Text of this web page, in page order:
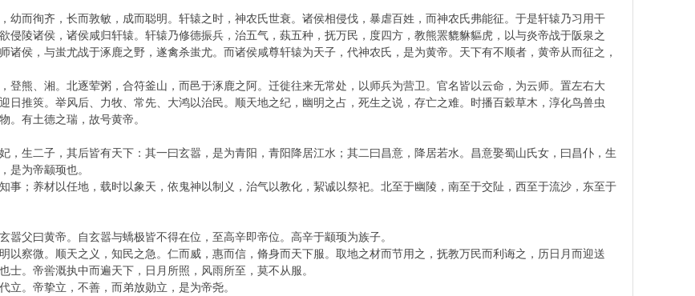
幼而徇齐，长而敦敏，成而聪明。轩辕之时，神农氏世衰。诸侯相侵伐，暴虐百姓，而神农氏弗能征。于是轩辕乃习用干
侵陵诸侯，诸侯咸归轩辕。轩辕乃修德振兵，治五气，蓺五种，抚万民，度四方，教熊罴貔貅貙虎，以与炎帝战于阪泉之
侯，与蚩尤战于涿鹿之野，遂禽杀蚩尤。而诸侯咸尊轩辕为天子，代神农氏，是为黄帝。天下有不顺者，黄帝从而征之，
登熊、湘。北逐荤粥，合符釜山，而邑于涿鹿之阿。迁徙往来无常处，以师兵为营卫。官名皆以云命，为云师。置左右大
日推筴。举风后、力牧、常先、大鸿以治民。顺天地之纪，幽明之占，死生之说，存亡之难。时播百穀草木，淳化鸟兽虫
。有土德之瑞，故号黄帝。
，生二子，其后皆有天下：其一曰玄嚣，是为青阳，青阳降居江水；其二曰昌意，降居若水。昌意娶蜀山氏女，曰昌仆，生
是为帝颛顼也。
事；养材以任地，载时以象天，依鬼神以制义，治气以教化，絜诚以祭祀。北至于幽陵，南至于交阯，西至于流沙，东至于
父曰黄帝。自玄嚣与蟜极皆不得在位，至高辛即帝位。高辛于颛顼为族子。
以察微。顺天之义，知民之急。仁而威，惠而信，脩身而天下服。取地之材而节用之，抚教万民而利诲之，历日月而迎送
。帝喾溉执中而遍天下，日月所照，风雨所至，莫不从服。
。帝挚立，不善，而弟放勋立，是为帝尧。